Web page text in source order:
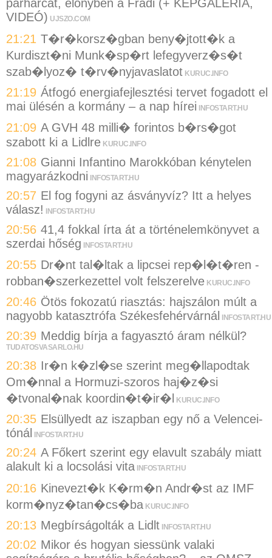
párharcát, előnyben a Fradi (+ KÉPGALÉRIA,
VIDEÓ) UJSZO.COM
21:21 T�r�korsz�gban beny�jtott�k a
Kurdiszt�ni Munk�sp�rt lefegyverz�s�t
szab�lyoz� t�rv�nyjavaslatot KURUC.INFO
21:19 Átfogó energiafejlesztési tervet fogadott el
mai ülésén a kormány – a nap hírei INFOSTART.HU
21:09 A GVH 48 milli� forintos b�rs�got
szabott ki a Lidlre KURUC.INFO
21:08 Gianni Infantino Marokkóban kénytelen
magyarázkodni INFOSTART.HU
20:57 El fog fogyni az ásványvíz? Itt a helyes
válasz!
INFOSTART.HU
20:56 41,4 fokkal írta át a történelemkönyvet a
szerdai hőség INFOSTART.HU
20:55 Dr�nt tal�ltak a lipcsei rep�l�t�ren -
robban�szerkezettel volt felszerelve KURUC.INFO
20:46 Ötös fokozatú riasztás: hajszálon múlt a
nagyobb katasztrófa Székesfehérvárnál
INFOSTART.HU
20:39 Meddig bírja a fagyasztó áram nélkül?
TUDATOSVASARLO.HU
20:38 Ir�n k�zl�se szerint meg�llapodtak
Om�nnal a Hormuzi-szoros haj�z�si
�tvonal�nak koordin�t�ir�l
KURUC.INFO
20:35 Elsüllyedt az iszapban egy nő a Velencei-
tónál INFOSTART.HU
20:24 A Főkert szerint egy elavult szabály miatt
alakult ki a locsolási vita INFOSTART.HU
20:16 Kinevezt�k K�rm�n Andr�st az IMF
korm�nyz�tan�cs�ba KURUC.INFO
20:13 Megbírságolták a Lidlt INFOSTART.HU
20:02 Mikor és hogyan siessünk valaki